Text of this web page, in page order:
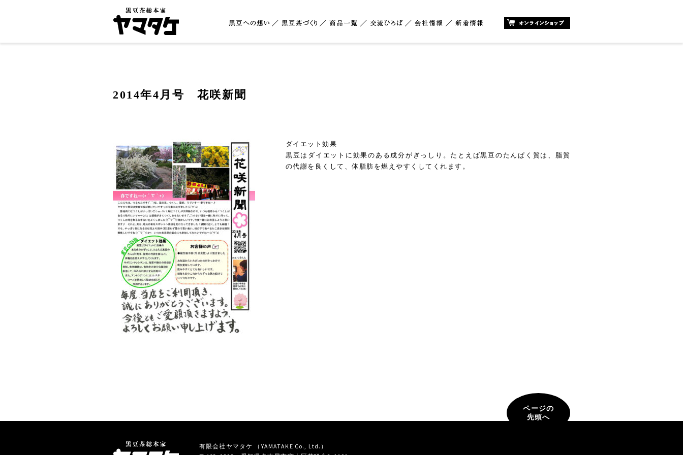
2014年4月号 花咲新聞
ダイエット効果
黒豆はダイエットに効果のある成分がぎっしり。たとえば黒豆のたんぱく質は、脂質
の代謝を良くして、体脂肪を燃えやすくしてくれます。
ページの
先頭へ
有限会社ヤマタケ （YAMATAKE Co., Ltd.）